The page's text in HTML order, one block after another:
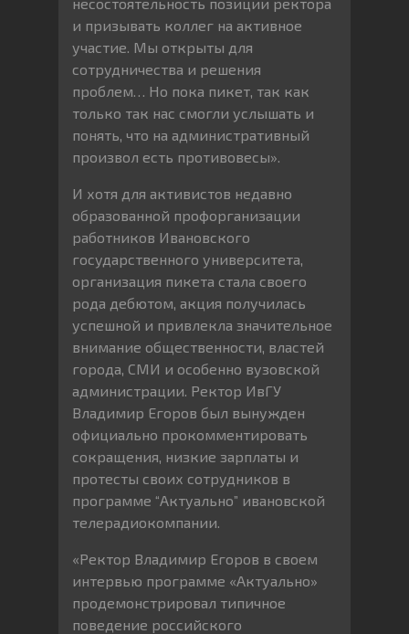
и призывать коллег на активное
участие. Мы открыты для
сотрудничества и решения
проблем… Но пока пикет, так как
только так нас смогли услышать и
понять, что на административный
произвол есть противовесы».
И хотя для активистов недавно
образованной профорганизации
работников Ивановского
государственного университета,
организация пикета стала своего
рода дебютом, акция получилась
успешной и привлекла значительное
внимание общественности, властей
города, СМИ и особенно вузовской
администрации. Ректор ИвГУ
Владимир Егоров был вынужден
официально прокомментировать
сокращения, низкие зарплаты и
протесты своих сотрудников в
программе “Актуально” ивановской
телерадиокомпании.
«Ректор Владимир Егоров в своем
интервью программе «Актуально»
продемонстрировал типичное
поведение российского